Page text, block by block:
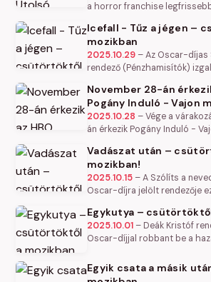
a horror franchise
platformon.
Icefall - Tűz a jégen –
mozikban
2025.10.29 –Az Oscar-díjas
rendező (Pénzhamisítók)
ráadásul A Suicide…
November 28-án
Pogány Induló - Vajon
2025.10.28 –Vége a
án érkezik Pogány Induló -
jönnek majd a platforma és a…
Vadászat után –
mozikban!
2025.10.15 –A Szólíts a
Oscar-díjra jelölt rendezője
Garfield, Ayo…
Egykutya –
2025.10.01 – Deák Kristóf
Oscar-díjjal robbant be a
különleges tehetségének
Egyik csata a másik